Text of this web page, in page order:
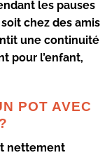
les pauses
chez des amis
une continuité
pour l’enfant,
POT AVEC
nettement